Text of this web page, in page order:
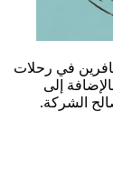
في رحلات
إلى
الشركة.